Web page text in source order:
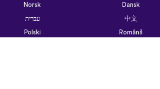
עברית 中文
Polski Română
한국어 Português do Brasil